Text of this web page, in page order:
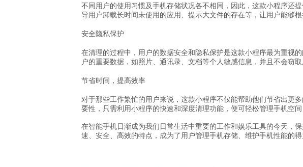
不同用户的使用习惯及手机存储状况各不相同，因此，这款小程序还
导用户卸载长时间未使用的应用、提示大文件的存在等，让用户能够
安全隐私保护
在清理的过程中，用户的数据安全和隐私保护是这款小程序最为重视
户的重要数据，如照片、通讯录、文档等个人敏感信息，并且不会窃取
节省时间，提高效率
对于那些工作繁忙的用户来说，这款小程序不仅能帮助他们节省出更
要性，只需利用小程序的快速和深度清理功能，便可轻松管理手机空间
在智能手机日渐成为我们日常生活中重要的工作和娱乐工具的今天，
速、安全、高效的特点，成为了用户管理手机存储、维护手机性能的